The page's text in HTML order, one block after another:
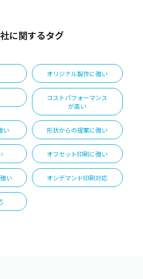
に関するタグ
オリジナル製作に強い
コストパフォーマンス
が高い
い 形状からの提案に強い
オフセット印刷に強い
い オンデマンド印刷対応